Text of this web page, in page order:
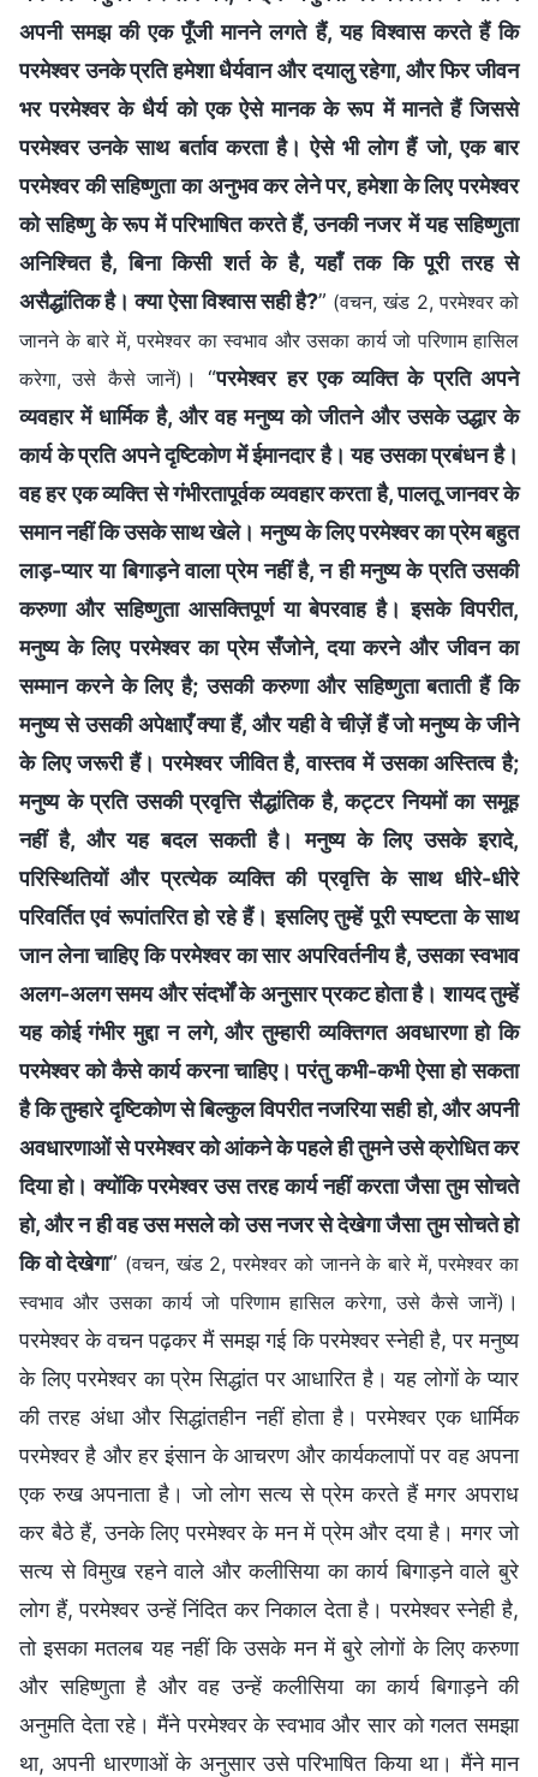
अपनी समझ की एक पूँजी मानने लगते हैं, यह विश्वास करते हैं कि
परमेश्वर उनके प्रति हमेशा धैर्यवान और दयालु रहेगा, और फिर जीवन
भर परमेश्वर के धैर्य को एक ऐसे मानक के रूप में मानते हैं जिससे
परमेश्वर उनके साथ बर्ताव करता है। ऐसे भी लोग हैं जो, एक बार
परमेश्वर की सहिष्णुता का अनुभव कर लेने पर, हमेशा के लिए परमेश्वर
को सहिष्णु के रूप में परिभाषित करते हैं, उनकी नजर में यह सहिष्णुता
अनिश्चित है, बिना किसी शर्त के है, यहाँ तक कि पूरी तरह से
असैद्धांतिक है। क्या ऐसा विश्वास सही है?” (वचन, खंड 2, परमेश्वर को
जानने के बारे में, परमेश्वर का स्वभाव और उसका कार्य जो परिणाम हासिल
करेगा, उसे कैसे जानें) । “परमेश्वर हर एक व्यक्ति के प्रति अपने
व्यवहार में धार्मिक है, और वह मनुष्य को जीतने और उसके उद्धार के
कार्य के प्रति अपने दृष्टिकोण में ईमानदार है। यह उसका प्रबंधन है।
वह हर एक व्यक्ति से गंभीरतापूर्वक व्यवहार करता है, पालतू जानवर के
समान नहीं कि उसके साथ खेले। मनुष्य के लिए परमेश्वर का प्रेम बहुत
लाड़-प्यार या बिगाड़ने वाला प्रेम नहीं है, न ही मनुष्य के प्रति उसकी
करुणा और सहिष्णुता आसक्तिपूर्ण या बेपरवाह है। इसके विपरीत,
मनुष्य के लिए परमेश्वर का प्रेम सँजोने, दया करने और जीवन का
सम्मान करने के लिए है; उसकी करुणा और सहिष्णुता बताती हैं कि
मनुष्य से उसकी अपेक्षाएँ क्या हैं, और यही वे चीज़ें हैं जो मनुष्य के जीने
के लिए जरूरी हैं। परमेश्वर जीवित है, वास्तव में उसका अस्तित्व है;
मनुष्य के प्रति उसकी प्रवृत्ति सैद्धांतिक है, कट्टर नियमों का समूह
नहीं है, और यह बदल सकती है। मनुष्य के लिए उसके इरादे,
परिस्थितियों और प्रत्येक व्यक्ति की प्रवृत्ति के साथ धीरे-धीरे
परिवर्तित एवं रूपांतरित हो रहे हैं। इसलिए तुम्हें पूरी स्पष्टता के साथ
जान लेना चाहिए कि परमेश्वर का सार अपरिवर्तनीय है, उसका स्वभाव
अलग-अलग समय और संदर्भों के अनुसार प्रकट होता है। शायद तुम्हें
यह कोई गंभीर मुद्दा न लगे, और तुम्हारी व्यक्तिगत अवधारणा हो कि
परमेश्वर को कैसे कार्य करना चाहिए। परंतु कभी-कभी ऐसा हो सकता
है कि तुम्हारे दृष्टिकोण से बिल्कुल विपरीत नजरिया सही हो, और अपनी
अवधारणाओं से परमेश्वर को आंकने के पहले ही तुमने उसे क्रोधित कर
दिया हो। क्योंकि परमेश्वर उस तरह कार्य नहीं करता जैसा तुम सोचते
हो, और न ही वह उस मसले को उस नजर से देखेगा जैसा तुम सोचते हो
कि वो देखेगा” (वचन, खंड 2, परमेश्वर को जानने के बारे में, परमेश्वर का
स्वभाव और उसका कार्य जो परिणाम हासिल करेगा, उसे कैसे जानें) ।
परमेश्वर के वचन पढ़कर मैं समझ गई कि परमेश्वर स्नेही है, पर मनुष्य
के लिए परमेश्वर का प्रेम सिद्धांत पर आधारित है। यह लोगों के प्यार
की तरह अंधा और सिद्धांतहीन नहीं होता है। परमेश्वर एक धार्मिक
परमेश्वर है और हर इंसान के आचरण और कार्यकलापों पर वह अपना
एक रुख अपनाता है। जो लोग सत्य से प्रेम करते हैं मगर अपराध
कर बैठे हैं, उनके लिए परमेश्वर के मन में प्रेम और दया है। मगर जो
सत्य से विमुख रहने वाले और कलीसिया का कार्य बिगाड़ने वाले बुरे
लोग हैं, परमेश्वर उन्हें निंदित कर निकाल देता है। परमेश्वर स्नेही है,
तो इसका मतलब यह नहीं कि उसके मन में बुरे लोगों के लिए करुणा
और सहिष्णुता है और वह उन्हें कलीसिया का कार्य बिगाड़ने की
अनुमति देता रहे। मैंने परमेश्वर के स्वभाव और सार को गलत समझा
था, अपनी धारणाओं के अनुसार उसे परिभाषित किया था। मैंने मान